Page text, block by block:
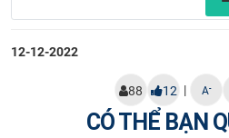
12-12-2022
88 12 | A-
CÓ THỂ BẠN